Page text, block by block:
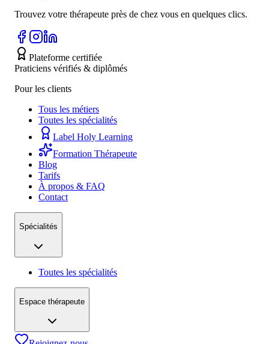
Trouvez votre thérapeute près de chez vous en quelques clics.
Plateforme certifiée
Praticiens vérifiés & diplômés
Pour les clients
Tous les métiers
Toutes les spécialités
Label Holy Learning
Formation Thérapeute
Blog
Tarifs
À propos & FAQ
Contact
Spécialités
Toutes les spécialités
Espace thérapeute